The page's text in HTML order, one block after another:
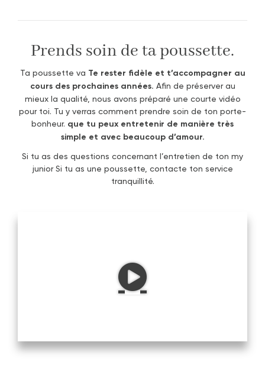
Prends soin de ta poussette.
Ta poussette va Te rester fidèle et t’accompagner au
cours des prochaines années. Afin de préserver au
mieux la qualité, nous avons préparé une courte vidéo
pour toi. Tu y verras comment prendre soin de ton porte-
bonheur. que tu peux entretenir de manière très
simple et avec beaucoup d’amour.
Si tu as des questions concernant l’entretien de ton my
junior Si tu as une poussette, contacte ton service
tranquillité.